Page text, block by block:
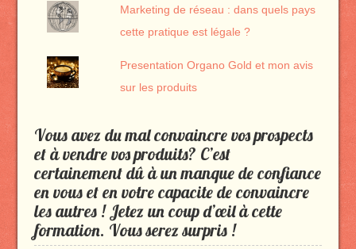
Marketing de réseau : dans quels pays
cette pratique est légale ?
Presentation Organo Gold et mon avis
sur les produits
Vous avez du mal convaincre vos prospects
et à vendre vos produits? C’est
certainement dû à un manque de confiance
en vous et en votre capacite de convaincre
les autres ! Jetez un coup d’œil à cette
formation. Vous serez surpris !